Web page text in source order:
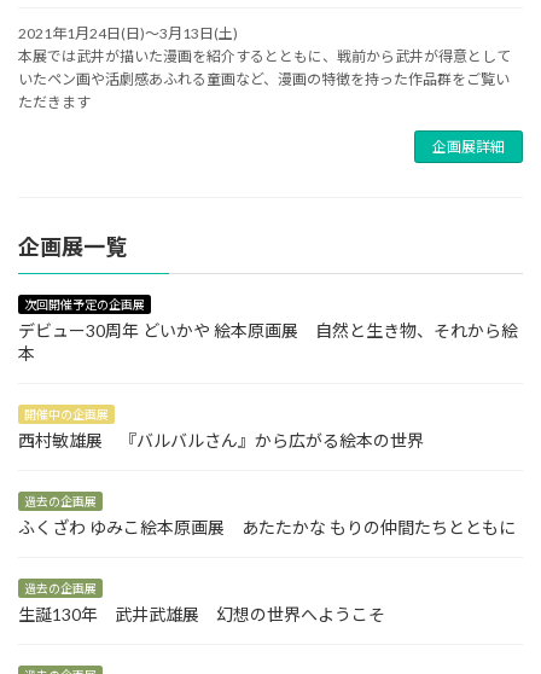
2021年1月24日(日)～3月13日(土)
本展では武井が描いた漫画を紹介するとともに、戦前から武井が得意として
いたペン画や活劇感あふれる童画など、漫画の特徴を持った作品群をご覧い
ただきます
企画展詳細
企画展一覧
次回開催予定の企画展
デビュー30周年 どいかや 絵本原画展 自然と生き物、それから絵
本
開催中の企画展
西村敏雄展 『バルバルさん』から広がる絵本の世界
過去の企画展
ふくざわ ゆみこ絵本原画展 あたたかな もりの仲間たちとともに
過去の企画展
生誕130年 武井武雄展 幻想の世界へようこそ